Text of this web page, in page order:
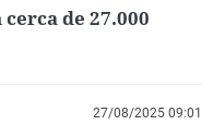
de 27.000
27/08/2025 09:01